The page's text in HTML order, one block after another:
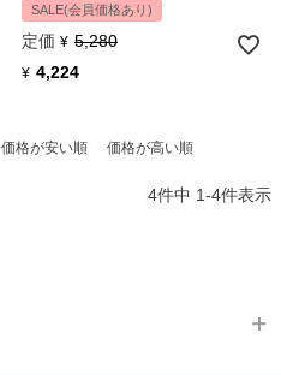
SALE(会員価格あり)
定価 ¥ 5,280
¥ 4,224
価格が安い順 価格が高い順
4件中 1-4件表示